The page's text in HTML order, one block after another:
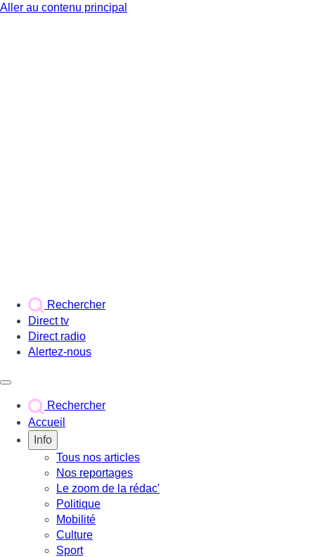
Aller au contenu principal
Rechercher
Direct tv
Direct radio
Alertez-nous
Rechercher
Accueil
Info
Tous nos articles
Nos reportages
Le zoom de la rédac'
Politique
Mobilité
Culture
Sport